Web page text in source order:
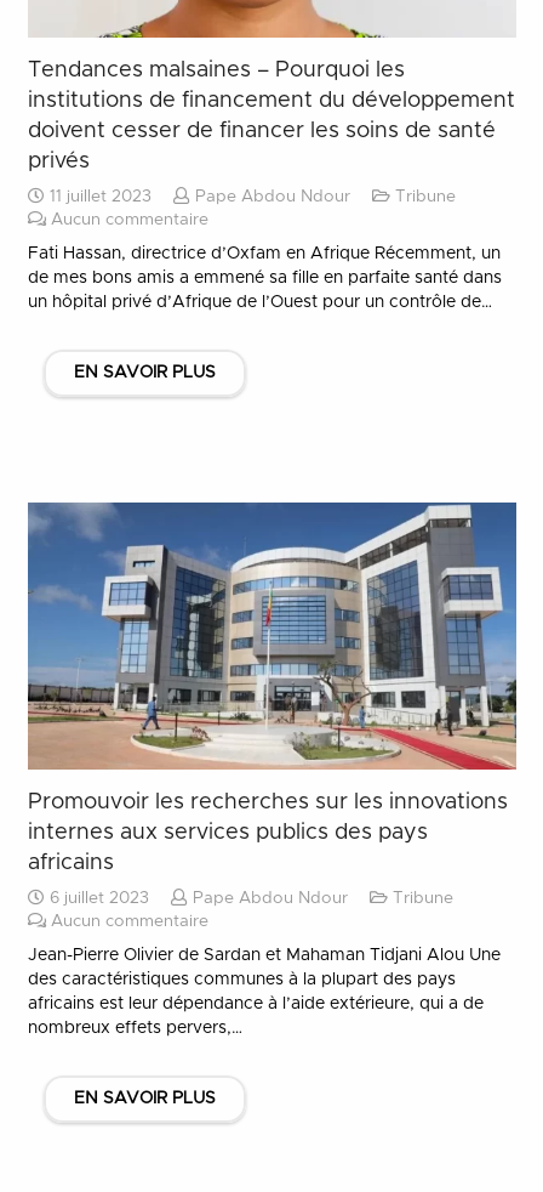
Tendances malsaines – Pourquoi les
institutions de financement du développement
doivent cesser de financer les soins de santé
privés
11 juillet 2023 Pape Abdou Ndour
Tribune
Aucun commentaire
Fati Hassan, directrice d’Oxfam en Afrique Récemment, un
de mes bons amis a emmené sa fille en parfaite santé dans
un hôpital privé d’Afrique de l’Ouest pour un contrôle de…
EN SAVOIR PLUS
Promouvoir les recherches sur les innovations
internes aux services publics des pays
africains
6 juillet 2023 Pape Abdou Ndour
Tribune
Aucun commentaire
Jean-Pierre Olivier de Sardan et Mahaman Tidjani Alou Une
des caractéristiques communes à la plupart des pays
africains est leur dépendance à l’aide extérieure, qui a de
nombreux effets pervers,…
EN SAVOIR PLUS